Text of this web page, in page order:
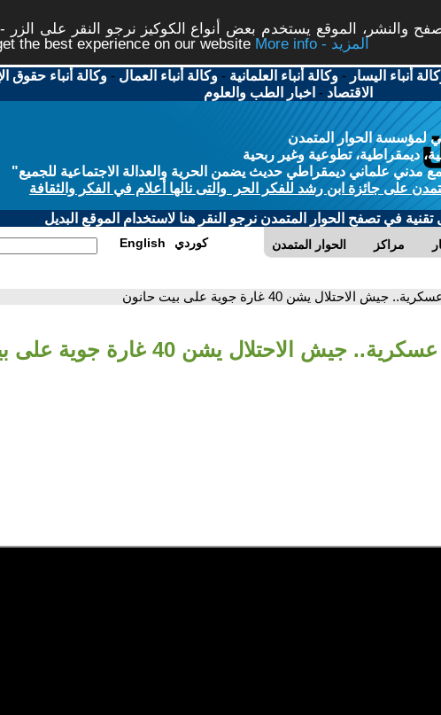
والنشر، الموقع يستخدم بعض أنواع الكوكيز نرجو النقر على
the best experience on our website
More info - المزيد
أنباء اليسار -وكالة أنباء العلمانية -وكالة أنباء العمال -وكالة أنباء حقوق
الاقتصاد - اخبار الطب والعلوم
لمؤسسة الحوار المتمدن
ديمقراطية، تطوعية وغير ربحية
مدني علماني ديمقراطي حديث يضمن الحرية والعدالة الاجتماعية للجميع"
على جائزة ابن رشد للفكر الحر والتى نالها أعلام في الفكر والثقافة
تقنية في تصفح الحوار المتمدن نرجو النقر هنا لاستخدام الموقع البديل
الحوار المتمدن مراكز English كوردي
جيش الاحتلال يشن 40 غارة جوية على بيت حانون
- قراءة عسكرية.. جيش الاحتلال يشن 40 غارة